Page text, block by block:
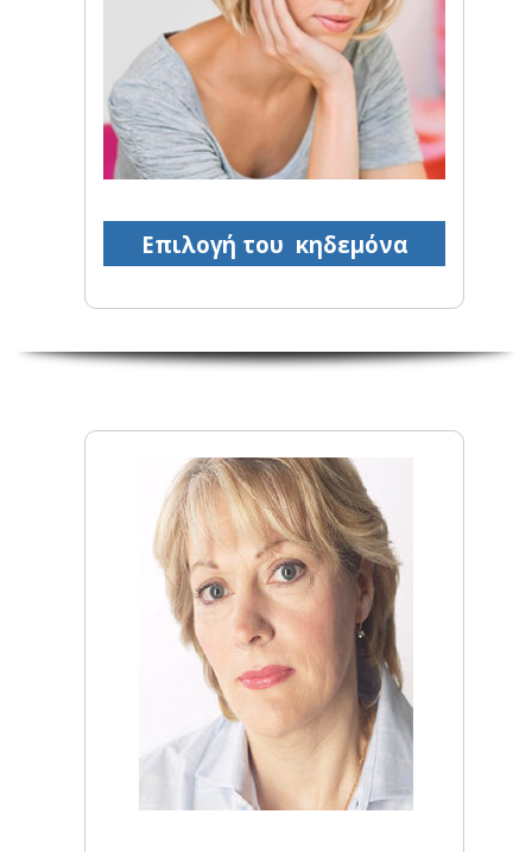
Επιλογή του κηδεμόνα